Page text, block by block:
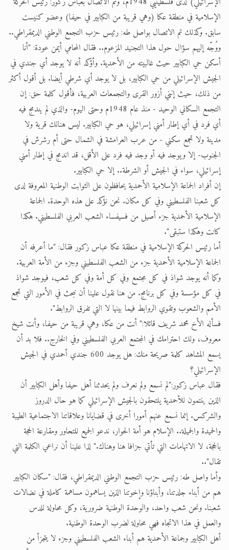
الإسلامية في منطقة عكا (وهي قريبة من الكبابير في حيفا) وعضو كنيست
سابق. وكذلك تم الاتصال بواصل طه: رئيس حزب التجمع الوطني الديمقراطي..
ووُجّه إليهم سؤال حول هذا التجنيد المزعوم.. فقال المحامي أيمن عودة: "أنا
أسكن حي الكبابير حيث غالبيته من الأحمدية. وأؤكد أنه لا يوجد أي جندي في
الجيش الإسرائيلي من حي الكبابير، بل لا يوجد أي شرطي أيضا. بل أقول أكثر
من ذلك، حيث إنني أزور القرى والتجمعات العربية، فأقول كلمة حق: إن
التجمع السكاني الوحيد - منذ عام 1948م وحتى اليوم- والذي لم يندمج فيه
أي فرد في أي إطار أمني إسرائيلي، هو حي الكبابير. ليس هنالك قرية ولا
مدينة ولا تجمع سكني - من عرب العرامشة في الشمال حتى أم رشرش في
الجنوب- إلا ويوجد فيه أو وجد فيه فرد على الأقل، قد اندمج في إطار أمني
إسرائيلي، سواء في الجيش أو الشرطة.. إلا حي الكبابير.
إن أفراد الجماعة الإسلامية الأحمدية يحافظون على الثوابت الوطنية المعروفة لدى
كل شعبنا الفلسطيني وفي كل مكان. نحن نؤكد على هذه الوحدة. الجماعة
الإسلامية الأحمدية جزء أصيل من فسيفساء الشعب العربي الفلسطيني. هكذا
كانت وهكذا ستبقى".
أما رئيس الحركة الإسلامية في منطقة عكا عباس زكور فقال: "ما أعرفه أن
الجماعة الإسلامية الأحمدية جزء من الشعب الفلسطيني وجزء من الأمة العربية.
وكما أنه يوجد شواذ في كل مجتمع وفي كل أمة وفي كل شعب، فيوجد شواذ
في كل مؤسسة وفي كل برنامج. من هنا نقول علينا أن نبحث في الأمور التي تجمع
الأمم والشعوب وتقوي الروابط فيما بينها لا التي تفرق الروابط".
فسأله الأخ محمد شريف قائلا:" أنت من عكا، وهي قريبة من حيفا، وأنت شيخ
معروف، ولك احترامك في المجتمع العربي الفلسطيني وفي الخارج.. فلا بد أن
يسمع المشاهد كلمة صريحة منك: هل يوجد 600 جندي أحمدي في الجيش
الإسرائيلي؟
فقال عباس زكور:"لم نسمع ولم نعرف ولم يحدثنا أهل حيفا وأهل الكبابير أن
الذين ينتمون للأحمدية يلتحقون بالجيش الإسرائيلي كما هو حال الدروز
والشركس. إنما نسمع عنهم أمورا أخرى في قضايانا وعلاقاتنا الاجتماعية الطيبة
والحميدة والجميلة.. الإسلام هو أمة الحوار، ندعو الجميع للتحاور ومقارعة الحجة
بالحجة، لا الاتهامات التي تأتي جزافا هنا وهناك." لذا علينا أن نراعي الكلمة التي
تقال"..
وأما واصل طه: رئيس حزب التجمع الوطني الديمقراطي، فقال: "سكان الكبابير
هم من أبناء جلدتنا، وأبناؤنا وإخوتنا الذين يساهمون مساهمة كاملة في نضالات
شعبنا. ونحن شعب واحد، والوحدة الوطنية ضرورية، وكل محاولة للدس
والعمل في هذا الاتجاه فهي محاولة لضرب الوحدة الوطنية.
أهل الكبابير وجماعة الأحمدية هم أبناء الشعب الفلسطيني وجزء لا يتجزأ من